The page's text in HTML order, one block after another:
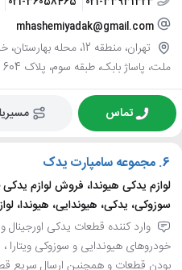
mhashemiyadak@gmail.com
تهران، منطقه 12، محله
ملت، پاساژ بابک، طبقه سوم، پلاک 604
تماس
6. مجموعه سامپارت یدک
لوازم یدکی هیوندا، فروش لوازم
سوزوکی، یدکی، هیوندایی، هیوندا،
وارد کننده قطعات یدکی اورجینال و
خودروهای هیوندایی و سوزوکی
بودن قطعات و همچنین ارسال سریع